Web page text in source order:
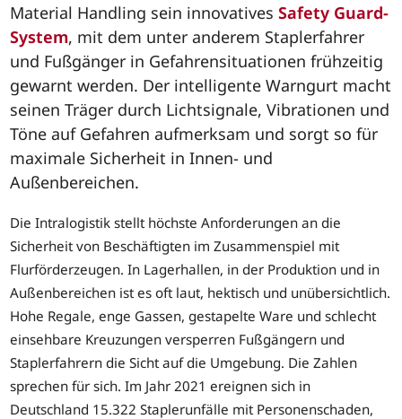
Material Handling sein innovativesSafety Guard-
System, mit dem unter anderem Staplerfahrer
und Fußgänger in Gefahrensituationen frühzeitig
gewarnt werden. Der intelligente Warngurt macht
seinen Träger durch Lichtsignale, Vibrationen und
Töne auf Gefahren aufmerksam und sorgt so für
maximale Sicherheit in Innen- und
Außenbereichen.
Die Intralogistik stellt höchste Anforderungen an die
Sicherheit von Beschäftigten im Zusammenspiel mit
Flurförderzeugen. In Lagerhallen, in der Produktion und in
Außenbereichen ist es oft laut, hektisch und unübersichtlich.
Hohe Regale, enge Gassen, gestapelte Ware und schlecht
einsehbare Kreuzungen versperren Fußgängern und
Staplerfahrern die Sicht auf die Umgebung. Die Zahlen
sprechen für sich. Im Jahr 2021 ereignen sich in
Deutschland 15.322 Staplerunfälle mit Personenschaden,